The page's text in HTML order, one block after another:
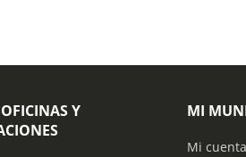
Y
MI
Mi cuenta